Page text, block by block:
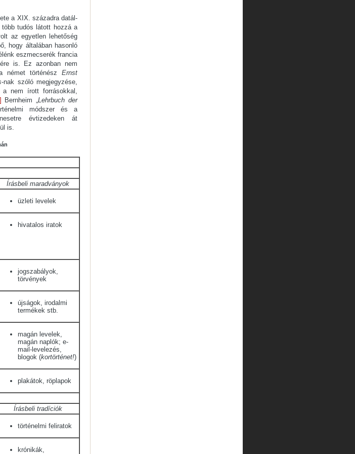
a XIX. századra datál­
több tudós látott hozzá a
az egyetlen lehetőség
hogy általában hasonló
eszmecserék francia
is. Ez azonban nem
német történész Ernst
-nak szóló megjegyzése,
nem írott forrásokkal,
Bernheim „Lehrbuch der
módszer és a
évtizedeken át
is.
Írásbeli maradványok
üzleti levelek
hivatalos iratok
jogszabályok,
törvények
újságok, irodalmi
termékek stb.
magán levelek,
magán naplók; e-
mail-levelezés,
blogok (kortörténet!)
plakátok, röplapok
Írásbeli tradíciók
történelmi feliratok
krónikák,